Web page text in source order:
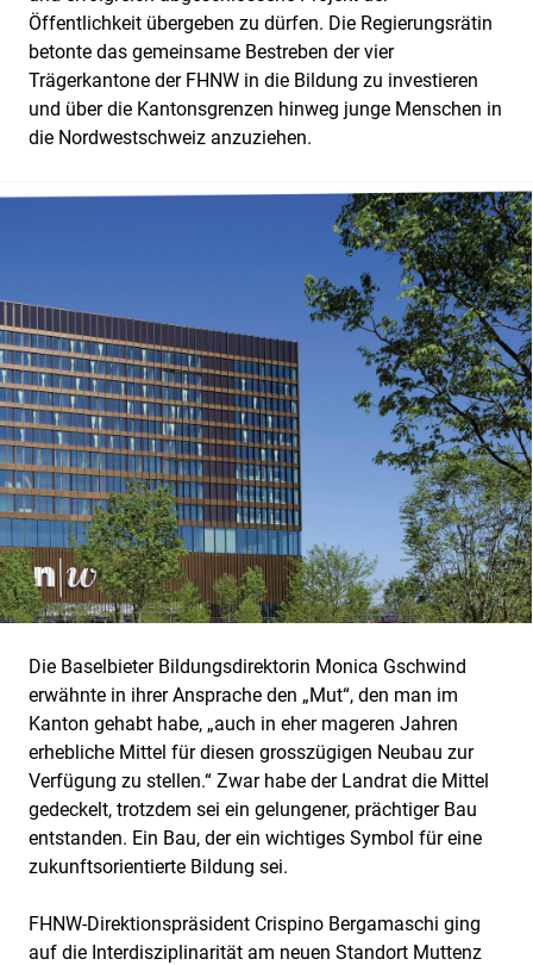
Öffentlichkeit übergeben zu dürfen. Die Regierungsrätin
betonte das gemeinsame Bestreben der vier
Trägerkantone der FHNW in die Bildung zu investieren
und über die Kantonsgrenzen hinweg junge Menschen in
die Nordwestschweiz anzuziehen.
Die Baselbieter Bildungsdirektorin Monica Gschwind
erwähnte in ihrer Ansprache den „Mut“, den man im
Kanton gehabt habe, „auch in eher mageren Jahren
erhebliche Mittel für diesen grosszügigen Neubau zur
Verfügung zu stellen.“ Zwar habe der Landrat die Mittel
gedeckelt, trotzdem sei ein gelungener, prächtiger Bau
entstanden. Ein Bau, der ein wichtiges Symbol für eine
zukunftsorientierte Bildung sei.
FHNW-Direktionspräsident Crispino Bergamaschi ging
auf die Interdisziplinarität am neuen Standort Muttenz